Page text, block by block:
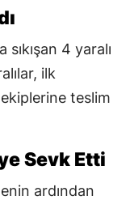
4 yaralı
ilk
teslim
Sevk Etti
ardından